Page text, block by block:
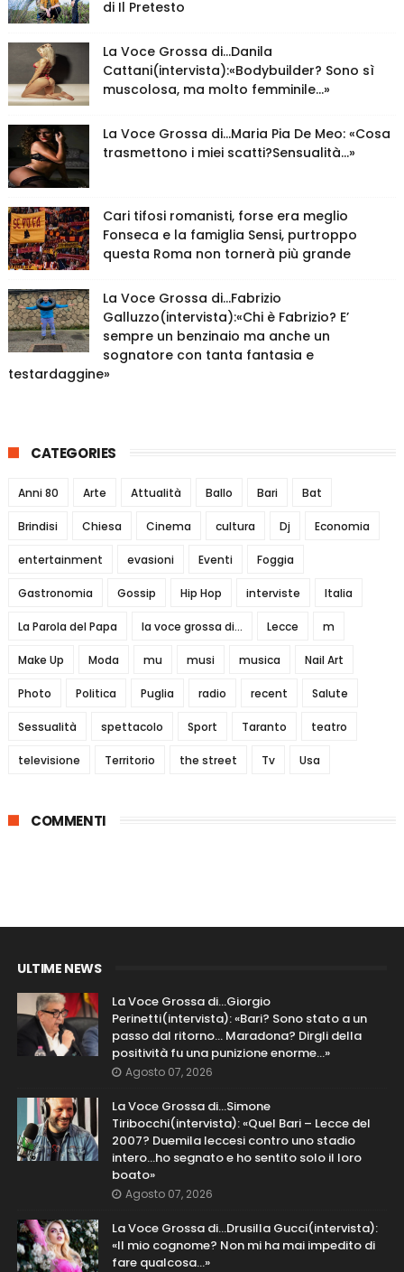
di Il Pretesto
La Voce Grossa di…Danila
Cattani(intervista):«Bodybuilder? Sono sì
muscolosa, ma molto femminile…»
La Voce Grossa di…Maria Pia De Meo: «Cosa
trasmettono i miei scatti?Sensualità…»
Cari tifosi romanisti, forse era meglio
Fonseca e la famiglia Sensi, purtroppo
questa Roma non tornerà più grande
La Voce Grossa di…Fabrizio
Galluzzo(intervista):«Chi è Fabrizio? E’
sempre un benzinaio ma anche un
sognatore con tanta fantasia e
testardaggine»
CATEGORIES
Anni 80 Arte Attualità Ballo Bari Bat
Brindisi Chiesa Cinema cultura Dj Economia
entertainment evasioni Eventi Foggia
Gastronomia Gossip Hip Hop interviste Italia
La Parola del Papa la voce grossa di... Lecce m
Make Up Moda mu musi musica Nail Art
Photo Politica Puglia radio recent Salute
Sessualità spettacolo Sport Taranto teatro
televisione Territorio the street Tv Usa
COMMENTI
ULTIME NEWS
La Voce Grossa di…Giorgio
Perinetti(intervista): «Bari? Sono stato a un
passo dal ritorno... Maradona? Dirgli della
positività fu una punizione enorme…»
Agosto 07, 2026
La Voce Grossa di…Simone
Tiribocchi(intervista): «Quel Bari – Lecce del
2007? Duemila leccesi contro uno stadio
intero...ho segnato e ho sentito solo il loro
boato»
Agosto 07, 2026
La Voce Grossa di…Drusilla Gucci(intervista):
«Il mio cognome? Non mi ha mai impedito di
fare qualcosa…»